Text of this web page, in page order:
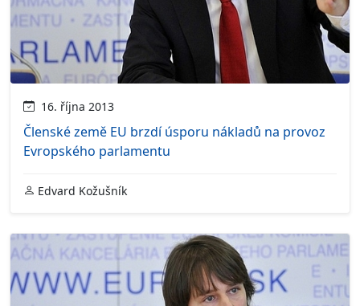
16. října 2013
Členské země EU brzdí úsporu nákladů na provoz
Evropského parlamentu
Edvard Kožušník